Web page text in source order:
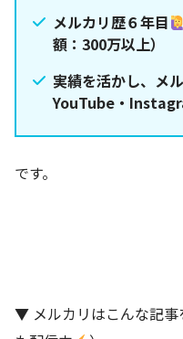
メルカリ歴６年目
額：300万以上）
実績を活かし、メ
YouTube・
です。
▼ メルカリはこんな記事